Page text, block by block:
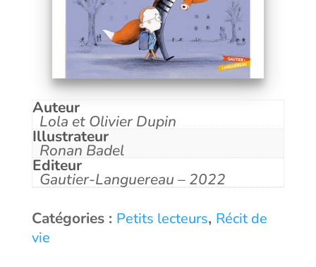
Auteur
Lola et Olivier Dupin
Illustrateur
Ronan Badel
Editeur
Gautier-Languereau – 2022
Catégories : Petits lecteurs, Récit de
vie